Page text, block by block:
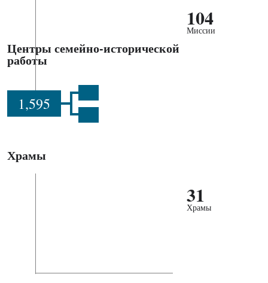
104
Миссии
Центры семейно-исторической
работы
1,595
Храмы
31
Храмы